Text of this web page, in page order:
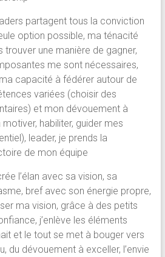
partagent tous la conviction
option possible, ma ténacité
une manière de gagner,
me sont nécessaires,
capacité à fédérer autour de
variées (choisir des
et mon dévouement à
habiliter, guider mes
leader, je prends la
de mon équipe
l’élan avec sa vision, sa
bref avec son énergie propre,
ma vision, grâce à des petits
j’enlève les éléments
et le tout se met à bouger vers
du dévouement à exceller, l’envie